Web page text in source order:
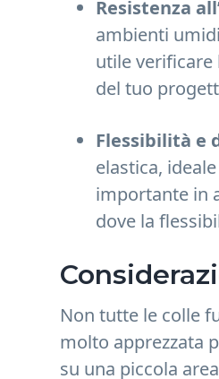
Resistenza
ambienti
utile verificare
del tuo
Flessibilità e
elastica,
importante in
dove la
Non tutte le colle
molto apprezzata
su una piccola